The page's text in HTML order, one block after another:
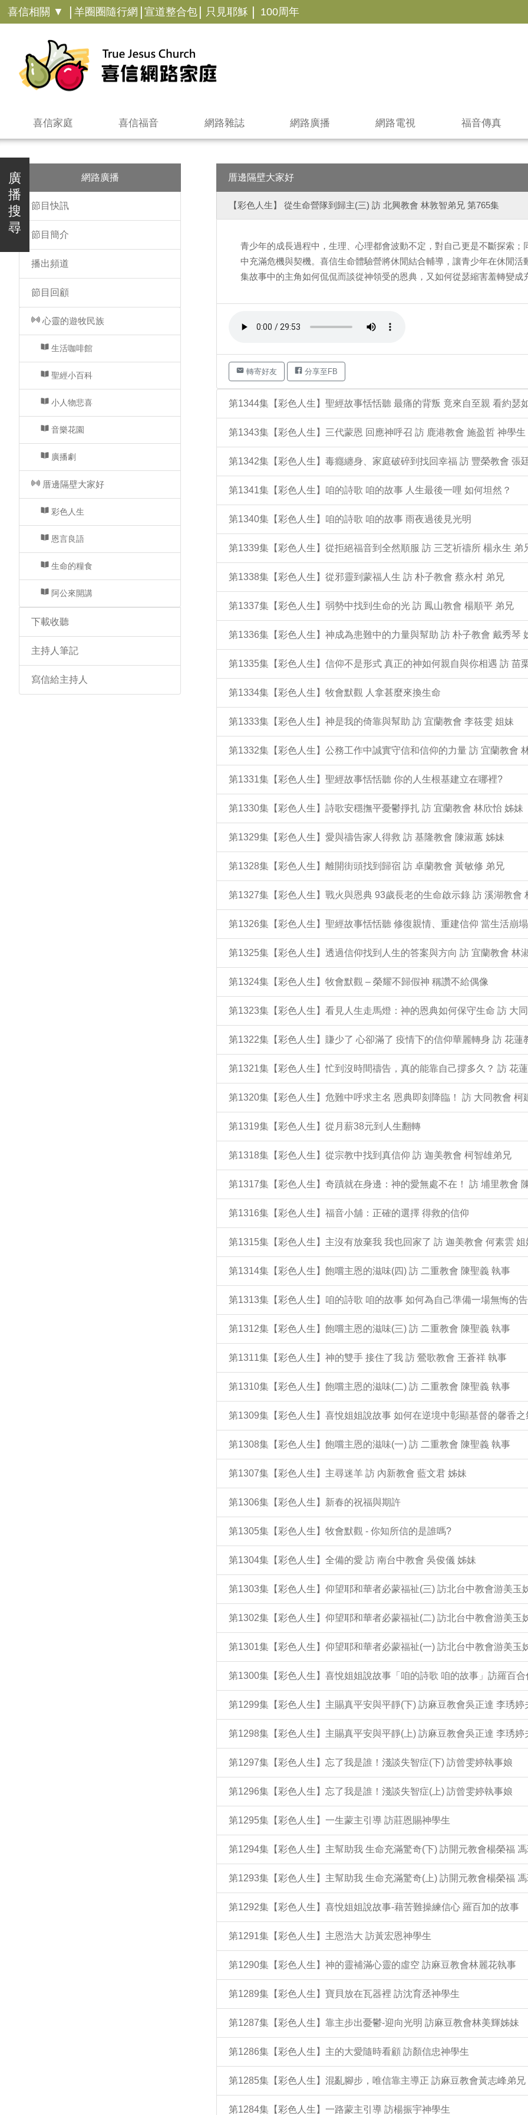
喜信相關 ▼ | 羊圈圈隨行網 | 宣道整合包 | 只見耶穌 | 100周年
喜信家庭 喜信福音 網路雜誌 網路廣播 網路電視 福音傳真
廣
播
搜
尋
網路廣播
節目快訊
節目簡介
播出頻道
節目回顧
心靈的遊牧民族
生活咖啡館
聖經小百科
小人物悲喜
音樂花園
廣播劇
厝邊隔壁大家好
彩色人生
恩言良語
生命的糧食
阿公來開講
下載收聽
主持人筆記
寫信給主持人
厝邊隔壁大家好
【彩色人生】 從生命營隊到歸主(三) 訪 北興教會 林敦智弟兄 第765集
青少年的成長過程中，生理、心理都會波動不定，對自己更是不斷探索
中充滿危機與契機。喜信生命體驗營將休閒結合輔導，讓青少年在休閒
集故事中的主角如何侃侃而談從神領受的恩典，又如何從瑟縮害羞轉變
轉寄好友 分享至FB
第1344集【彩色人生】聖經故事恬恬聽 最痛的背叛 竟來自至親 看約瑟
第1343集【彩色人生】三代蒙恩 回應神呼召 訪 鹿港教會 施盈哲 神學生
第1342集【彩色人生】毒癮纏身、家庭破碎到找回幸福 訪 豐榮教會 張
第1341集【彩色人生】咱的詩歌 咱的故事 人生最後一哩 如何坦然？
第1340集【彩色人生】咱的詩歌 咱的故事 雨夜過後見光明
第1339集【彩色人生】從拒絕福音到全然順服 訪 三芝祈禱所 楊永生 弟
第1338集【彩色人生】從邪靈到蒙福人生 訪 朴子教會 蔡永村 弟兄
第1337集【彩色人生】弱勢中找到生命的光 訪 鳳山教會 楊順平 弟兄
第1336集【彩色人生】神成為患難中的力量與幫助 訪 朴子教會 戴秀琴
第1335集【彩色人生】信仰不是形式 真正的神如何親自與你相遇 訪 苗
第1334集【彩色人生】牧會默觀 人拿甚麼來換生命
第1333集【彩色人生】神是我的倚靠與幫助 訪 宜蘭教會 李筱雯 姐妹
第1332集【彩色人生】公務工作中誠實守信和信仰的力量 訪 宜蘭教會
第1331集【彩色人生】聖經故事恬恬聽 你的人生根基建立在哪裡?
第1330集【彩色人生】詩歌安穩撫平憂鬱掙扎 訪 宜蘭教會 林欣怡 姊妹
第1329集【彩色人生】愛與禱告家人得救 訪 基隆教會 陳淑蕙 姊妹
第1328集【彩色人生】離開街頭找到歸宿 訪 卓蘭教會 黃敏修 弟兄
第1327集【彩色人生】戰火與恩典 93歲長老的生命啟示錄 訪 溪湖教會
第1326集【彩色人生】聖經故事恬恬聽 修復親情、重建信仰 當生活崩
第1325集【彩色人生】透過信仰找到人生的答案與方向 訪 宜蘭教會 林
第1324集【彩色人生】牧會默觀 – 榮耀不歸假神 稱讚不給偶像
第1323集【彩色人生】看見人生走馬燈：神的恩典如何保守生命 訪 大
第1322集【彩色人生】賺少了 心卻滿了 疫情下的信仰華麗轉身 訪 花蓮
第1321集【彩色人生】忙到沒時間禱告，真的能靠自己撐多久？ 訪 花
第1320集【彩色人生】危難中呼求主名 恩典即刻降臨！ 訪 大同教會 柯
第1319集【彩色人生】從月薪38元到人生翻轉
第1318集【彩色人生】從宗教中找到真信仰 訪 迦美教會 柯智雄弟兄
第1317集【彩色人生】奇蹟就在身邊：神的愛無處不在！ 訪 埔里教會
第1316集【彩色人生】福音小舖：正確的選擇 得救的信仰
第1315集【彩色人生】主沒有放棄我 我也回家了 訪 迦美教會 何素雲 姐
第1314集【彩色人生】飽嚐主恩的滋味(四) 訪 二重教會 陳聖義 執事
第1313集【彩色人生】咱的詩歌 咱的故事 如何為自己準備一場無悔的
第1312集【彩色人生】飽嚐主恩的滋味(三) 訪 二重教會 陳聖義 執事
第1311集【彩色人生】神的雙手 接住了我 訪 鶯歌教會 王蒼祥 執事
第1310集【彩色人生】飽嚐主恩的滋味(二) 訪 二重教會 陳聖義 執事
第1309集【彩色人生】喜悅姐姐說故事 如何在逆境中彰顯基督的馨香之
第1308集【彩色人生】飽嚐主恩的滋味(一) 訪 二重教會 陳聖義 執事
第1307集【彩色人生】主尋迷羊 訪 內新教會 藍文君 姊妹
第1306集【彩色人生】新春的祝福與期許
第1305集【彩色人生】牧會默觀 - 你知所信的是誰嗎?
第1304集【彩色人生】全備的愛 訪 南台中教會 吳俊儀 姊妹
第1303集【彩色人生】仰望耶和華者必蒙福祉(三) 訪北台中教會游美玉
第1302集【彩色人生】仰望耶和華者必蒙福祉(二) 訪北台中教會游美玉
第1301集【彩色人生】仰望耶和華者必蒙福祉(一) 訪北台中教會游美玉
第1300集【彩色人生】喜悅姐姐說故事「咱的詩歌 咱的故事」訪羅百合
第1299集【彩色人生】主賜真平安與平靜(下) 訪麻豆教會吳正達 李琇婷
第1298集【彩色人生】主賜真平安與平靜(上) 訪麻豆教會吳正達 李琇婷
第1297集【彩色人生】忘了我是誰！淺談失智症(下) 訪曾雯婷執事娘
第1296集【彩色人生】忘了我是誰！淺談失智症(上) 訪曾雯婷執事娘
第1295集【彩色人生】一生蒙主引導 訪莊恩賜神學生
第1294集【彩色人生】主幫助我 生命充滿驚奇(下) 訪開元教會楊榮福
第1293集【彩色人生】主幫助我 生命充滿驚奇(上) 訪開元教會楊榮福
第1292集【彩色人生】喜悅姐姐說故事-藉苦難操練信心 羅百加的故事
第1291集【彩色人生】主恩浩大 訪黃宏恩神學生
第1290集【彩色人生】神的靈補滿心靈的虛空 訪麻豆教會林麗花執事
第1289集【彩色人生】寶貝放在瓦器裡 訪沈育丞神學生
第1287集【彩色人生】靠主步出憂鬱-迎向光明 訪麻豆教會林美輝姊妹
第1286集【彩色人生】主的大愛隨時看顧 訪顏信忠神學生
第1285集【彩色人生】混亂腳步，唯信靠主導正 訪麻豆教會黃志峰弟兄
第1284集【彩色人生】一路蒙主引導 訪楊振宇神學生